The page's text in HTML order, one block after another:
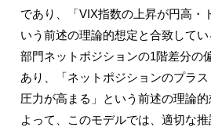
であり、「VIX指数の上昇が円高・
いう前述の理論的想定と合致して
部門ネットポジションの1階差分の
あり、「ネットポジションのプラ
圧力が高まる」という前述の理論的
よって、このモデルでは、適切な